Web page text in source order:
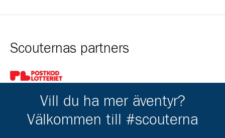
Scouternas partners
Gå till pl_50
Vill du ha mer äventyr?
Välkommen till #scouterna